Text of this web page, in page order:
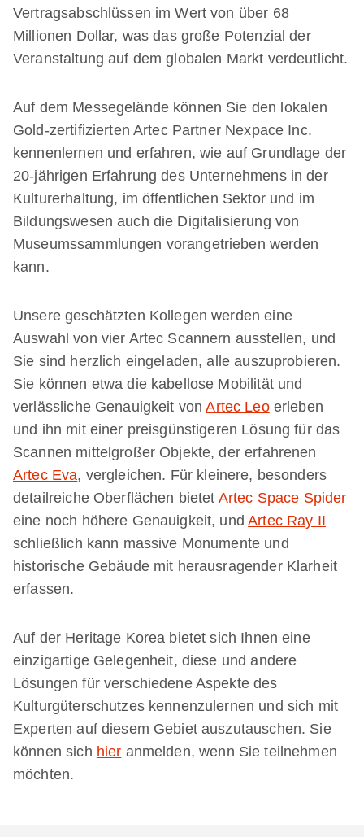
Vertragsabschlüssen im Wert von über 68
Millionen Dollar, was das große Potenzial der
Veranstaltung auf dem globalen Markt verdeutlicht.
Auf dem Messegelände können Sie den lokalen
Gold-zertifizierten Artec Partner Nexpace Inc.
kennenlernen und erfahren, wie auf Grundlage der
20-jährigen Erfahrung des Unternehmens in der
Kulturerhaltung, im öffentlichen Sektor und im
Bildungswesen auch die Digitalisierung von
Museumssammlungen vorangetrieben werden
kann.
Unsere geschätzten Kollegen werden eine
Auswahl von vier Artec Scannern ausstellen, und
Sie sind herzlich eingeladen, alle auszuprobieren.
Sie können etwa die kabellose Mobilität und
verlässliche Genauigkeit vonArtec Leoerleben
und ihn mit einer preisgünstigeren Lösung für das
Scannen mittelgroßer Objekte, der erfahrenen
Artec Eva, vergleichen. Für kleinere, besonders
detailreiche Oberflächen bietet Artec Space Spider
eine noch höhere Genauigkeit, undArtec Ray II
schließlich kann massive Monumente und
historische Gebäude mit herausragender Klarheit
erfassen.
Auf der Heritage Korea bietet sich Ihnen eine
einzigartige Gelegenheit, diese und andere
Lösungen für verschiedene Aspekte des
Kulturgüterschutzes kennenzulernen und sich mit
Experten auf diesem Gebiet auszutauschen. Sie
können sich hier anmelden, wenn Sie teilnehmen
möchten.